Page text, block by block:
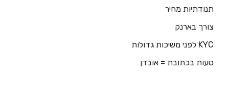
תנודתיות מחיר
צורך בארנק
KYC לפני משיכות גדולות
טעות בכתובת = אובדן